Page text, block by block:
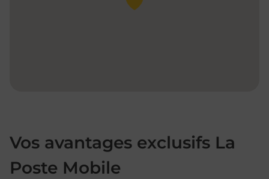
Vos avantages exclusifs La
Poste Mobile